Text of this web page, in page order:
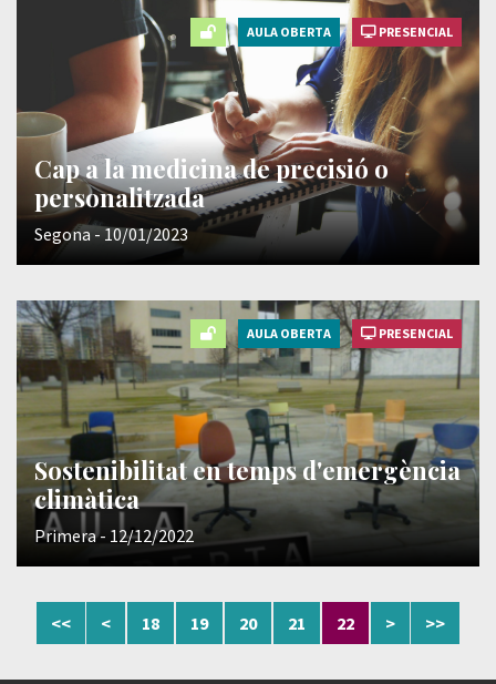
AULA OBERTA PRESENCIAL
Cap a la medicina de precisió o
personalitzada
Segona - 10/01/2023
AULA OBERTA PRESENCIAL
Sostenibilitat en temps d'emergència
climàtica
Primera - 12/12/2022
<< < 18 19 20 21 22 > >>